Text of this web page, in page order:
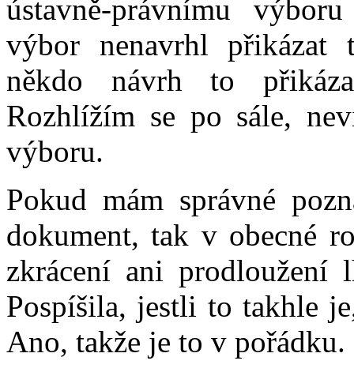
ústavně-právnímu
výbor nenavrhl
někdo návrh to
Rozhlížím se po sále,
výboru.
Pokud mám správné
dokument, tak v obecné
zkrácení ani prodloužení
Pospíšila, jestli to takhle
Ano, takže je to v pořádku.